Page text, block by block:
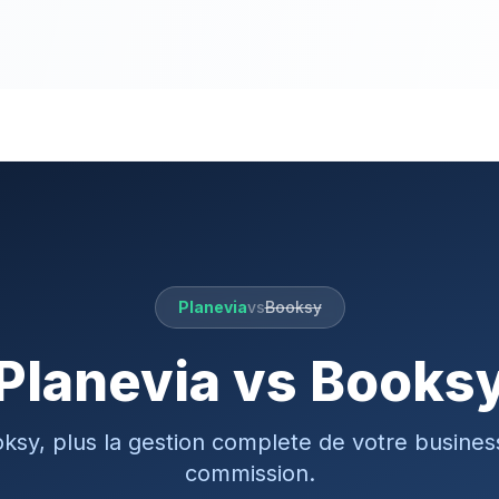
PlaneviavsBooksy
vs
plus la gestion complete de votre
commission.